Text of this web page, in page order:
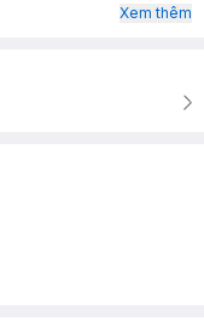
Xem thêm